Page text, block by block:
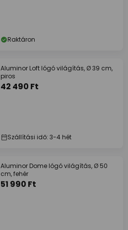
Raktáron
Aluminor Loft lógó világítás, Ø 39 cm,
piros
42 490 Ft
Szállítási idő: 3-4 hét
Aluminor Dome lógó világítás, Ø 50
cm, fehér
51 990 Ft